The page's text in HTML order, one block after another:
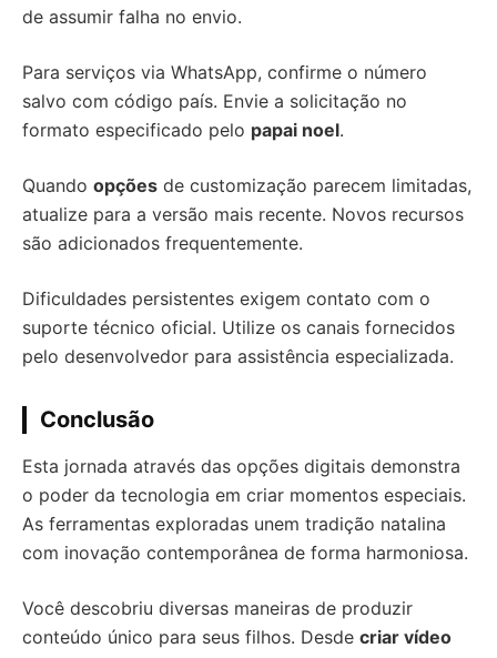
de assumir falha no envio.
Para serviços via WhatsApp, confirme o número
salvo com código país. Envie a solicitação no
formato especificado pelo papai noel.
Quando opções de customização parecem limitadas,
atualize para a versão mais recente. Novos recursos
são adicionados frequentemente.
Dificuldades persistentes exigem contato com o
suporte técnico oficial. Utilize os canais fornecidos
pelo desenvolvedor para assistência especializada.
Conclusão
Esta jornada através das opções digitais demonstra
o poder da tecnologia em criar momentos especiais.
As ferramentas exploradas unem tradição natalina
com inovação contemporânea de forma harmoniosa.
Você descobriu diversas maneiras de produzir
conteúdo único para seus filhos. Desde criar vídeo